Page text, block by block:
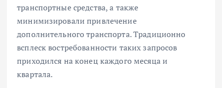
транспортные средства, а также
минимизировали привлечение
дополнительного транспорта. Традиционно
всплеск востребованности таких запросов
приходился на конец каждого месяца и
квартала.